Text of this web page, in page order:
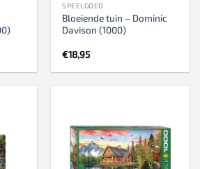
SPEELGOED
Bloeiende tuin – Dominic
Davison (1000)
€18,95